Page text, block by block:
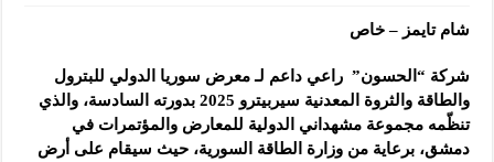
شام تايمز – خاص
شركة “الحسون” راعي داعم لـ معرض سوريا الدولي للبترول
والطاقة والثروة المعدنية سيربيترو 2025 بدورته السادسة، والذي
تنظّمه مجموعة مشهداني الدولية للمعارض والمؤتمرات في
دمشق، برعاية من وزارة الطاقة السورية، حيث سيقام على أرض